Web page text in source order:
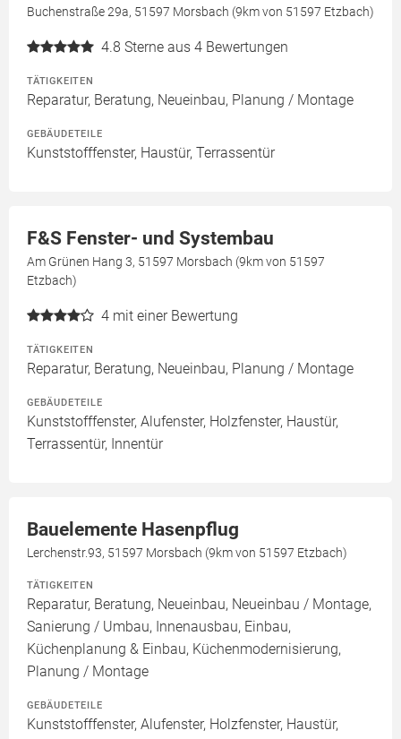
Buchenstraße 29a, 51597 Morsbach (9km von 51597 Etzbach)
4.8 Sterne aus 4 Bewertungen
TÄTIGKEITEN
Reparatur, Beratung, Neueinbau, Planung / Montage
GEBÄUDETEILE
Kunststofffenster, Haustür, Terrassentür
F&S Fenster- und Systembau
Am Grünen Hang 3, 51597 Morsbach (9km von 51597
Etzbach)
4 mit einer Bewertung
TÄTIGKEITEN
Reparatur, Beratung, Neueinbau, Planung / Montage
GEBÄUDETEILE
Kunststofffenster, Alufenster, Holzfenster, Haustür,
Terrassentür, Innentür
Bauelemente Hasenpflug
Lerchenstr.93, 51597 Morsbach (9km von 51597 Etzbach)
TÄTIGKEITEN
Reparatur, Beratung, Neueinbau, Neueinbau / Montage,
Sanierung / Umbau, Innenausbau, Einbau,
Küchenplanung & Einbau, Küchenmodernisierung,
Planung / Montage
GEBÄUDETEILE
Kunststofffenster, Alufenster, Holzfenster, Haustür,